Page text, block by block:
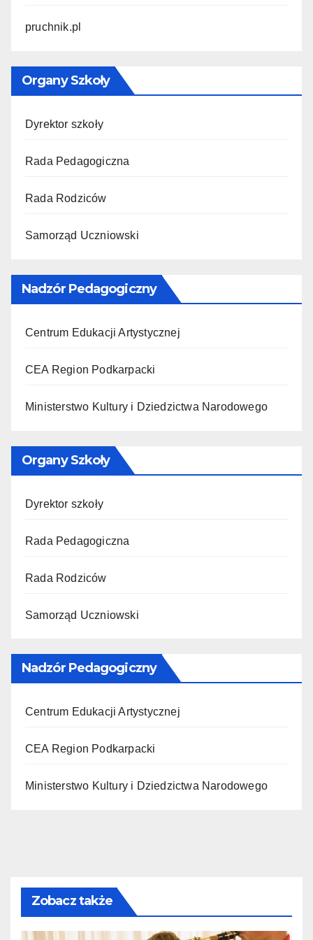
pruchnik.pl
Organy Szkoły
Dyrektor szkoły
Rada Pedagogiczna
Rada Rodziców
Samorząd Uczniowski
Nadzór Pedagogiczny
Centrum Edukacji Artystycznej
CEA Region Podkarpacki
Ministerstwo Kultury i Dziedzictwa Narodowego
Organy Szkoły
Dyrektor szkoły
Rada Pedagogiczna
Rada Rodziców
Samorząd Uczniowski
Nadzór Pedagogiczny
Centrum Edukacji Artystycznej
CEA Region Podkarpacki
Ministerstwo Kultury i Dziedzictwa Narodowego
Zobacz także